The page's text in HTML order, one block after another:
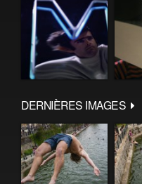
DERNIÈRES IMAGES